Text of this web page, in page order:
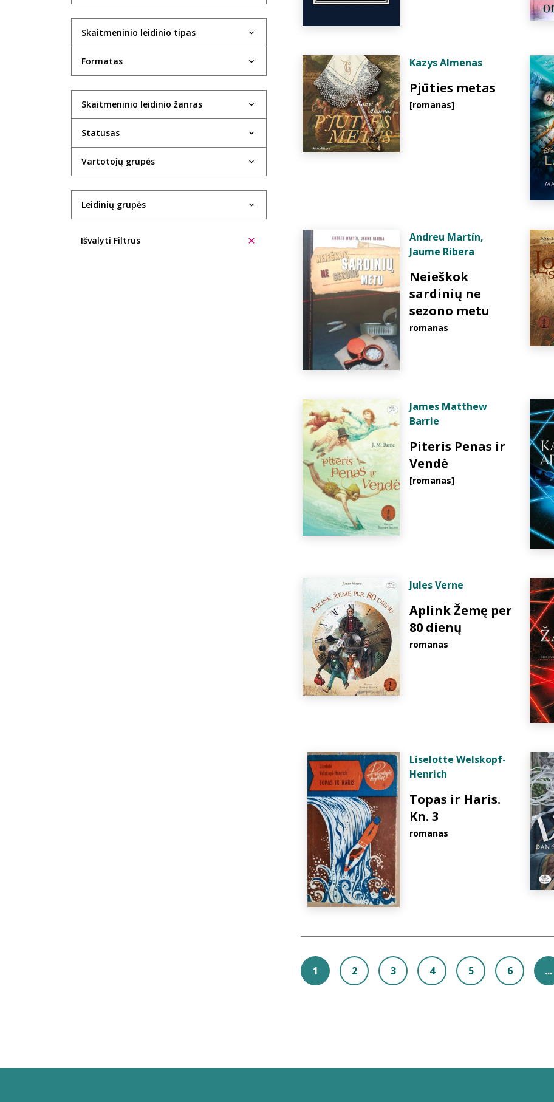
Skaitmeninio leidinio tipas
Formatas
Skaitmeninio leidinio žanras
Statusas
Vartotojų grupės
Leidinių grupės
Išvalyti Filtrus
Kazys Almenas
Pjūties metas
[romanas]
Andreu Martín,
Jaume Ribera
Neieškok
sardinių ne
sezono metu
romanas
James Matthew
Barrie
Piteris Penas ir
Vendė
[romanas]
Jules Verne
Aplink Žemę per
80 dienų
romanas
Liselotte Welskopf-
Henrich
Topas ir Haris.
Kn. 3
romanas
1 2 3 4 5 6 ...